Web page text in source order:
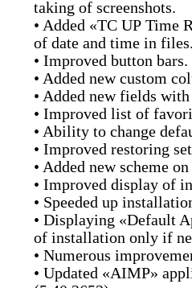
taking of screenshots.
• Added «TC UP Time
of date and time in
• Improved button bars.
• Added new custom
• Added new fields
• Improved list of
• Ability to change
• Improved restoring
• Added new scheme
• Improved display of
• Speeded up
• Displaying «Default
of installation only if
• Numerous
• Updated «AIMP»